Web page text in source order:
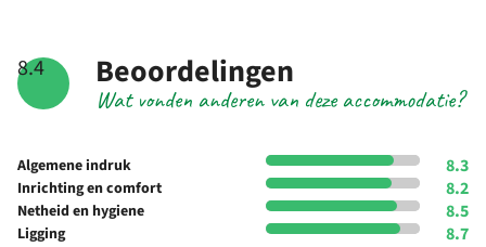
8.4
Wat vonden anderen van deze accommodatie?
Beoordelingen
Algemene indruk 8.3
Inrichting en comfort 8.2
Netheid en hygiene 8.5
Ligging 8.7